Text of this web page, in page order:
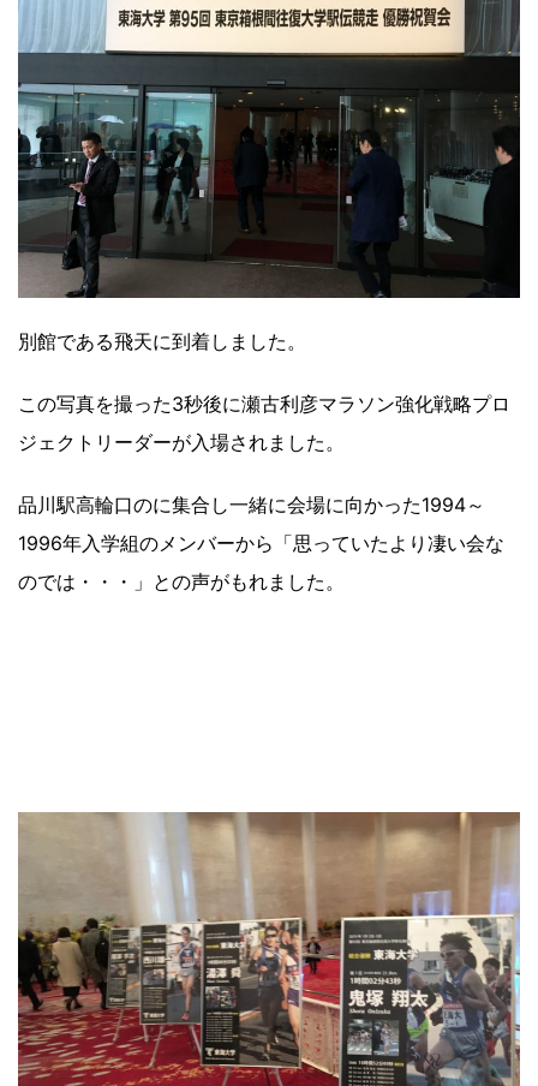
別館である飛天に到着しました。
この写真を撮った3秒後に瀬古利彦マラソン強化戦略プロ
ジェクトリーダーが入場されました。
品川駅高輪口のに集合し一緒に会場に向かった1994～
1996年入学組のメンバーから「思っていたより凄い会な
のでは・・・」との声がもれました。